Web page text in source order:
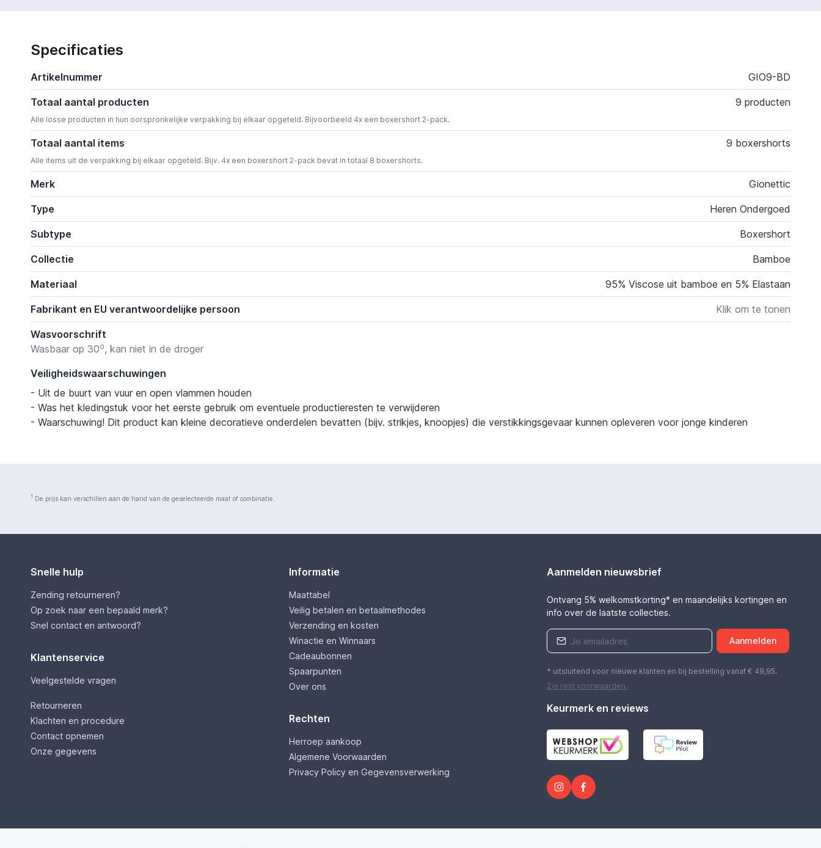
Specificaties
Artikelnummer GIO9-BD
Totaal aantal producten 9 producten
Alle losse producten in hun oorspronkelijke verpakking bij elkaar opgeteld. Bijvoorbeeld 4x een boxershort 2-pack.
Totaal aantal items 9 boxershorts
Alle items uit de verpakking bij elkaar opgeteld. Bijv. 4x een boxershort 2-pack bevat in totaal 8 boxershorts.
Merk Gionettic
Type Heren Ondergoed
Subtype Boxershort
Collectie Bamboe
Materiaal 95% Viscose uit bamboe en 5% Elastaan
Fabrikant en EU verantwoordelijke persoon Klik om te tonen
Wasvoorschrift
Wasbaar op 30o, kan niet in de droger
Veiligheidswaarschuwingen
- Uit de buurt van vuur en open vlammen houden
- Was het kledingstuk voor het eerste gebruik om eventuele productieresten te verwijderen
- Waarschuwing! Dit product kan kleine decoratieve onderdelen bevatten (bijv. strikjes, knoopjes) die verstikkingsgevaar kunnen opleveren voor jonge kinderen
1 De prijs kan verschillen aan de hand van de geselecteerde maat of combinatie.
Snelle hulp
Zending retourneren?
Op zoek naar een bepaald merk?
Snel contact en antwoord?
Klantenservice
Veelgestelde vragen
Retourneren
Klachten en procedure
Contact opnemen
Onze gegevens
Informatie
Maattabel
Veilig betalen en betaalmethodes
Verzending en kosten
Winactie en Winnaars
Cadeaubonnen
Spaarpunten
Over ons
Rechten
Herroep aankoop
Algemene Voorwaarden
Privacy Policy en Gegevensverwerking
Aanmelden nieuwsbrief
Ontvang 5% welkomstkorting* en maandelijks kortingen en
info over de laatste collecties.
Aanmelden
* uitsluitend voor nieuwe klanten en bij bestelling vanaf € 49,95.
Zie rest voorwaarden.
Keurmerk en reviews